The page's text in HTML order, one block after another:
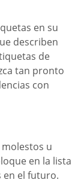
en su
describen
de
tan pronto
con
u
en la lista
en el futuro.